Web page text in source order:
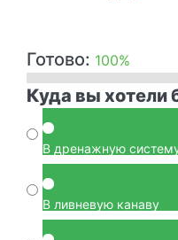
Готово: 100%
Куда вы хотели
В дренажную
В ливневую канаву